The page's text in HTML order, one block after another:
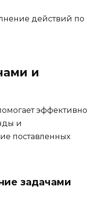
действий по
и
эффективно
и
поставленных
задачами